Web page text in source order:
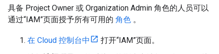
具备 Project Owner 或 Organization Admin 角色的人员可以
通过“IAM”页面授予所有可用的 角色 。
在 Cloud 控制台中
打开“IAM”页面。